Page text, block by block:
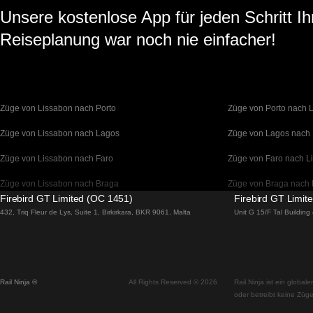
Unsere kostenlose App für jeden Schritt
Reiseplanung war noch nie einfacher!
Züge von Lissabon nach Porto Züge von Porto nach
Züge von Lissabon nach Lagos Züge von Lagos nach
Züge von Lissabon nach Faro Züge von Faro nach
Züge von Lissabon nach Braga Züge von Braga nach
Züge von Barcelona nach Madrid Züge von Madrid
Züge von Madrid nach Sevilla Züge von Sevilla
Firebird GT Limited (OC 1451)
432, Triq Fleur de Lys, Suite 1, Birkirkara, BKR 9061, Malta
Firebird GT
Unit G 15/F Tal
Rail Ninja ® All Rights Reserved © 2026
Rail.Ninja ist ein
oder betreibt keine Züge.